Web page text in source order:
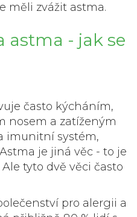
měli zvážit astma.
astma - jak se
často kýcháním,
nosem a zatíženým
imunitní systém,
je jiná věc - to je
tyto dvě věci často
pro alergii a